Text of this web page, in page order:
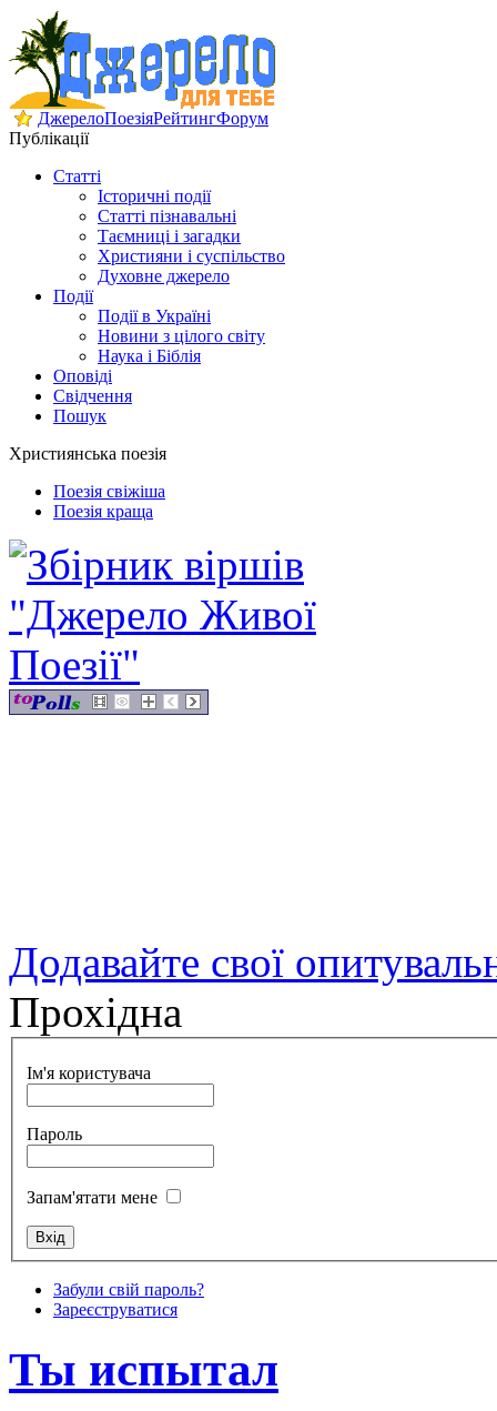
ДжерелоПоезіяРейтингФорум
Публікації
Статті
Історичні події
Статті пізнавальні
Таємниці і загадки
Християни і суспільство
Духовне джерело
Події
Події в Україні
Новини з цілого світу
Наука і Біблія
Оповіді
Свідчення
Пошук
Християнська поезія
Поезія свіжіша
Поезія краща
Додавайте свої
Прохідна
Ім'я користувача
Пароль
Запам'ятати мене
Забули свій пароль?
Зареєструватися
Ты испытал